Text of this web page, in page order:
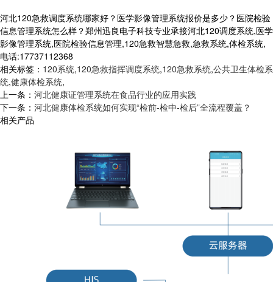
河北120急救调度系统哪家好？医学影像管理系统报价是多少？医院检验
信息管理系统怎么样？郑州迅良电子科技专业承接河北120调度系统,医学
影像管理系统,医院检验信息管理,120急救智慧急救,急救系统,体检系统,
电话:17737112368
相关标签： 120系统,120急救指挥调度系统,120急救系统,公共卫生体检系
统,健康体检系统,
上一条： 河北健康证管理系统在食品行业的应用实践
下一条： 河北健康体检系统如何实现“检前-检中-检后”全流程覆盖？
相关产品